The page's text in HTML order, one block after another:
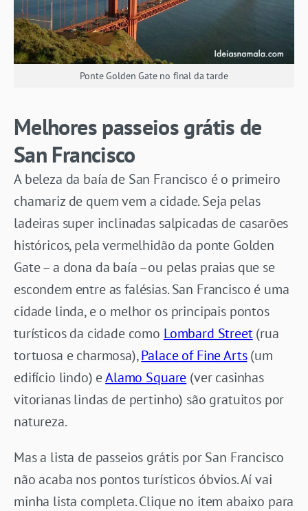
Ponte Golden Gate no final da tarde
Melhores passeios grátis de
San Francisco
A beleza da baía de San Francisco é o primeiro
chamariz de quem vem a cidade. Seja pelas
ladeiras super inclinadas salpicadas de casarões
históricos, pela vermelhidão da ponte Golden
Gate – a dona da baía –ou pelas praias que se
escondem entre as falésias. San Francisco é uma
cidade linda, e o melhor os principais pontos
turísticos da cidade como Lombard Street(rua
tortuosa e charmosa),Palace of Fine Arts(um
edifício lindo) eAlamo Square (ver casinhas
vitorianas lindas de pertinho) são gratuitos por
natureza.
Mas a lista de passeios grátis por San Francisco
não acaba nos pontos turísticos óbvios. Aí vai
minha lista completa. Clique no item abaixo para